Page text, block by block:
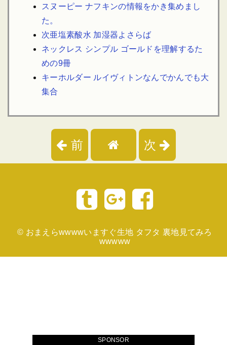
スヌーピー ナフキンの情報をかき集めまし
た。
次亜塩素酸水 加湿器よさらば
ネックレス シンプル ゴールドを理解するた
めの9冊
キーホルダー ルイヴィトンなんでかんでも大
集合
前 次
© おまえらwwwwいますぐ生地 タフタ 裏地見てみろ
wwwww
SPONSOR